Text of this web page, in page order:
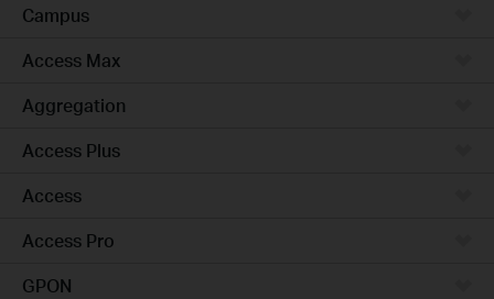
Campus
Access Max
Aggregation
Access Plus
Access
Access Pro
GPON